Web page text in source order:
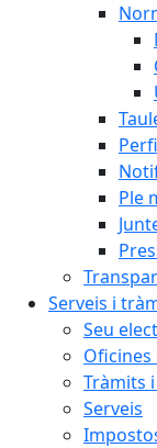
Ple
Serveis i
Seu
Tràmits
Serveis